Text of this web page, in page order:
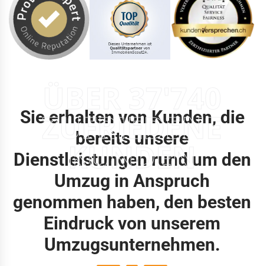
ZUFRIEDENE
KUNDEN
Sie erhalten von Kunden, die
bereits unsere
Dienstleistungen rund um den
Umzug in Anspruch
genommen haben, den besten
Eindruck von unserem
Umzugsunternehmen.